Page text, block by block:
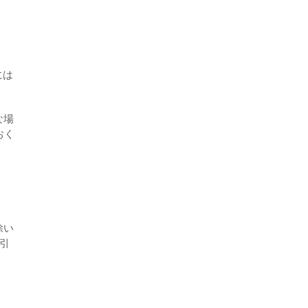
は
場
い